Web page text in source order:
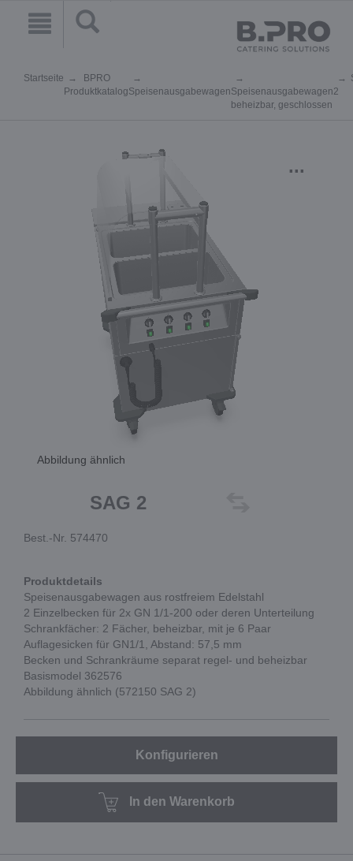
Startseite
BPRO
ProduktkatalogSpeisenausgabewagenSpeisenausgabewagen
beheizbar, geschlossen
2
...
Abbildung ähnlich
SAG 2
Best.-Nr. 574470
Produktdetails
Speisenausgabewagen aus rostfreiem Edelstahl
2 Einzelbecken für 2x GN 1/1-200 oder deren Unterteilung
Schrankfächer: 2 Fächer, beheizbar, mit je 6 Paar
Auflagesicken für GN1/1, Abstand: 57,5 mm
Becken und Schrankräume separat regel- und beheizbar
Basismodel 362576
Abbildung ähnlich (572150 SAG 2)
Konfigurieren
In den Warenkorb